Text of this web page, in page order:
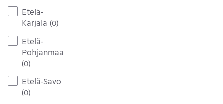
Etelä-
Karjala (0)
Etelä-
Pohjanmaa
(0)
Etelä-Savo
(0)